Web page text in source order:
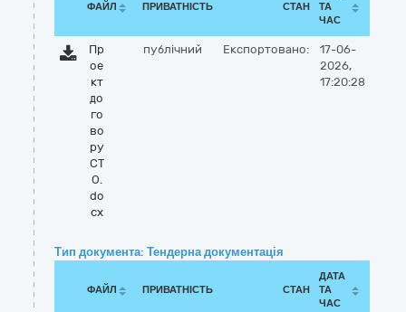
ФАЙЛ ПРИВАТНІСТЬ СТАН
ТА
ЧАС
Пр
ое
кт
до
го
во
ру
СТ
О.
do
cx
публічний Експортовано:
17-06-
2026,
17:20:28
Тип документа: Тендерна документація
ФАЙЛ ПРИВАТНІСТЬ СТАН
ДАТА
ТА
ЧАС